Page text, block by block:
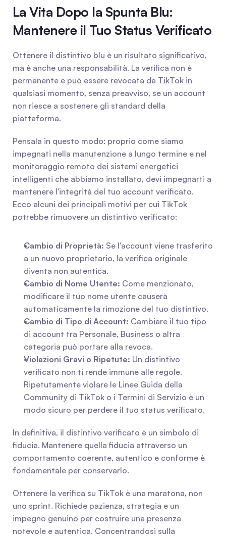
La Vita Dopo la Spunta Blu:
Mantenere il Tuo Status Verificato
Ottenere il distintivo blu è un risultato significativo,
ma è anche una responsabilità. La verifica non è
permanente e può essere revocata da TikTok in
qualsiasi momento, senza preavviso, se un account
non riesce a sostenere gli standard della
piattaforma.
Pensala in questo modo: proprio come siamo
impegnati nella manutenzione a lungo termine e nel
monitoraggio remoto dei sistemi energetici
intelligenti che abbiamo installato, devi impegnarti a
mantenere l'integrità del tuo account verificato.
Ecco alcuni dei principali motivi per cui TikTok
potrebbe rimuovere un distintivo verificato:
Cambio di Proprietà: Se l'account viene trasferito
a un nuovo proprietario, la verifica originale
diventa non autentica.
Cambio di Nome Utente: Come menzionato,
modificare il tuo nome utente causerà
automaticamente la rimozione del tuo distintivo.
Cambio di Tipo di Account: Cambiare il tuo tipo
di account tra Personale, Business o altra
categoria può portare alla revoca.
Violazioni Gravi o Ripetute: Un distintivo
verificato non ti rende immune alle regole.
Ripetutamente violare le Linee Guida della
Community di TikTok o i Termini di Servizio è un
modo sicuro per perdere il tuo status verificato.
In definitiva, il distintivo verificato è un simbolo di
fiducia. Mantenere quella fiducia attraverso un
comportamento coerente, autentico e conforme è
fondamentale per conservarlo.
Ottenere la verifica su TikTok è una maratona, non
uno sprint. Richiede pazienza, strategia e un
impegno genuino per costruire una presenza
notevole e autentica. Concentrandosi sulla